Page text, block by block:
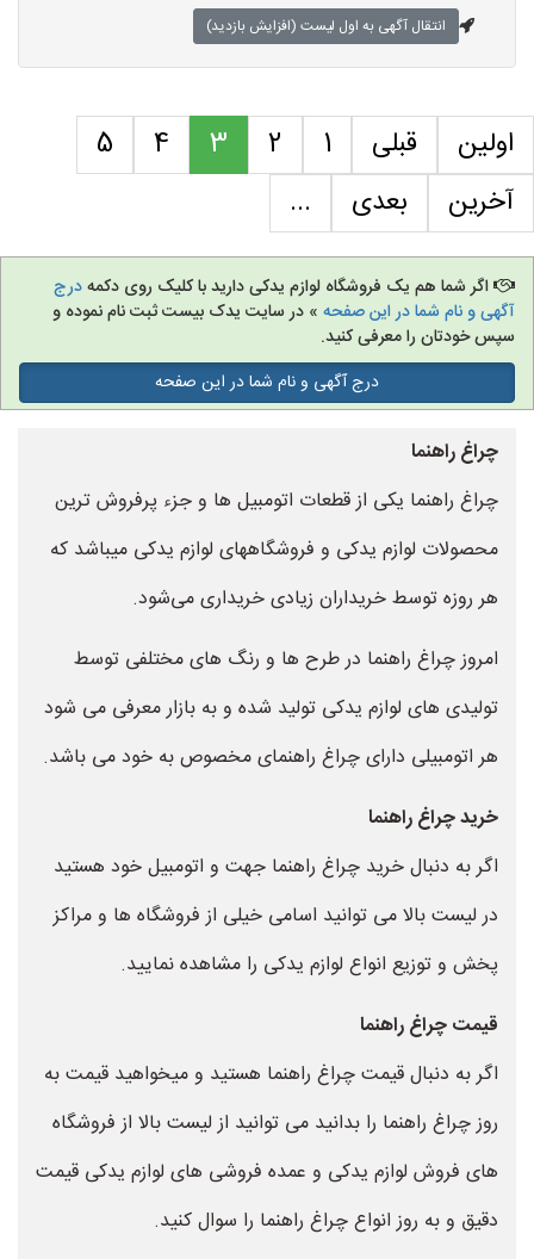
انتقال آگهی به اول لیست (افزایش بازدید)
اولین قبلی 1
2
3
4
5
...
بعدی آخرین
اگر شما هم یک فروشگاه لوازم یدکی دارید با کلیک روی دکمهدرج
آگهی و نام شما در این صفحه » در سایت یدک بیست ثبت نام نموده و
سپس خودتان را معرفی کنید.
درج آگهی و نام شما در این صفحه
چراغ راهنما
چراغ راهنما یکی از قطعات اتومبیل ها و جزء پرفروش ترین
محصولات لوازم یدکی و فروشگاههای لوازم یدکی میباشد که
هر روزه توسط خریداران زیادی خریداری می‌شود.
امروز چراغ راهنما در طرح ها و رنگ های مختلفی توسط
تولیدی های لوازم یدکی تولید شده و به بازار معرفی می شود
هر اتومبیلی دارای چراغ راهنمای مخصوص به خود می باشد.
خرید چراغ راهنما
اگر به دنبال خرید چراغ راهنما جهت و اتومبیل خود هستید
در لیست بالا می توانید اسامی خیلی از فروشگاه ها و مراکز
پخش و توزیع انواع لوازم یدکی را مشاهده نمایید.
قیمت چراغ راهنما
اگر به دنبال قیمت چراغ راهنما هستید و میخواهید قیمت به
روز چراغ راهنما را بدانید می توانید از لیست بالا از فروشگاه
های فروش لوازم یدکی و عمده فروشی های لوازم یدکی قیمت
دقیق و به روز انواع چراغ راهنما را سوال کنید.